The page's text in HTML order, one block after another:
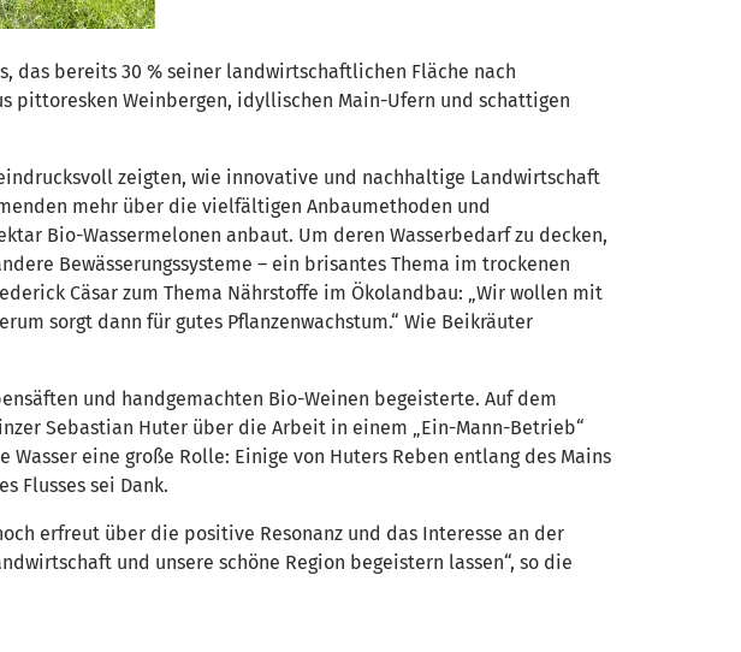
das bereits 30 % seiner landwirtschaftlichen Fläche nach
pittoresken Weinbergen, idyllischen Main-Ufern und schattigen
zeigten, wie innovative und nachhaltige Landwirtschaft
mehr über die vielfältigen Anbaumethoden und
Bio-Wassermelonen anbaut. Um deren Wasserbedarf zu decken,
Bewässerungssysteme – ein brisantes Thema im trockenen
Cäsar zum Thema Nährstoffe im Ökolandbau: „Wir wollen mit
sorgt dann für gutes Pflanzenwachstum.“ Wie Beikräuter
und handgemachten Bio-Weinen begeisterte. Auf dem
Sebastian Huter über die Arbeit in einem „Ein-Mann-Betrieb“
eine große Rolle: Einige von Huters Reben entlang des Mains
Flusses sei Dank.
erfreut über die positive Resonanz und das Interesse an der
und unsere schöne Region begeistern lassen“, so die